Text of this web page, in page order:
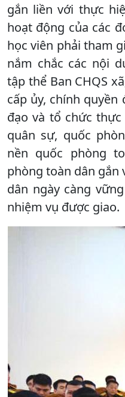
gắn liền với thực
hoạt động của các
học viên phải tham
nắm chắc các nội
tập thể Ban CHQS
cấp ủy, chính
đạo và tổ chức
quân sự, quốc
nền quốc phòng
phòng toàn dân gắn
dân ngày càng
nhiệm vụ được giao.